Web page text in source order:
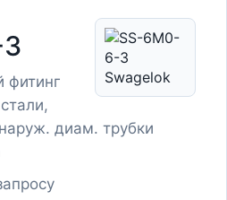
фитинг
диам. трубки